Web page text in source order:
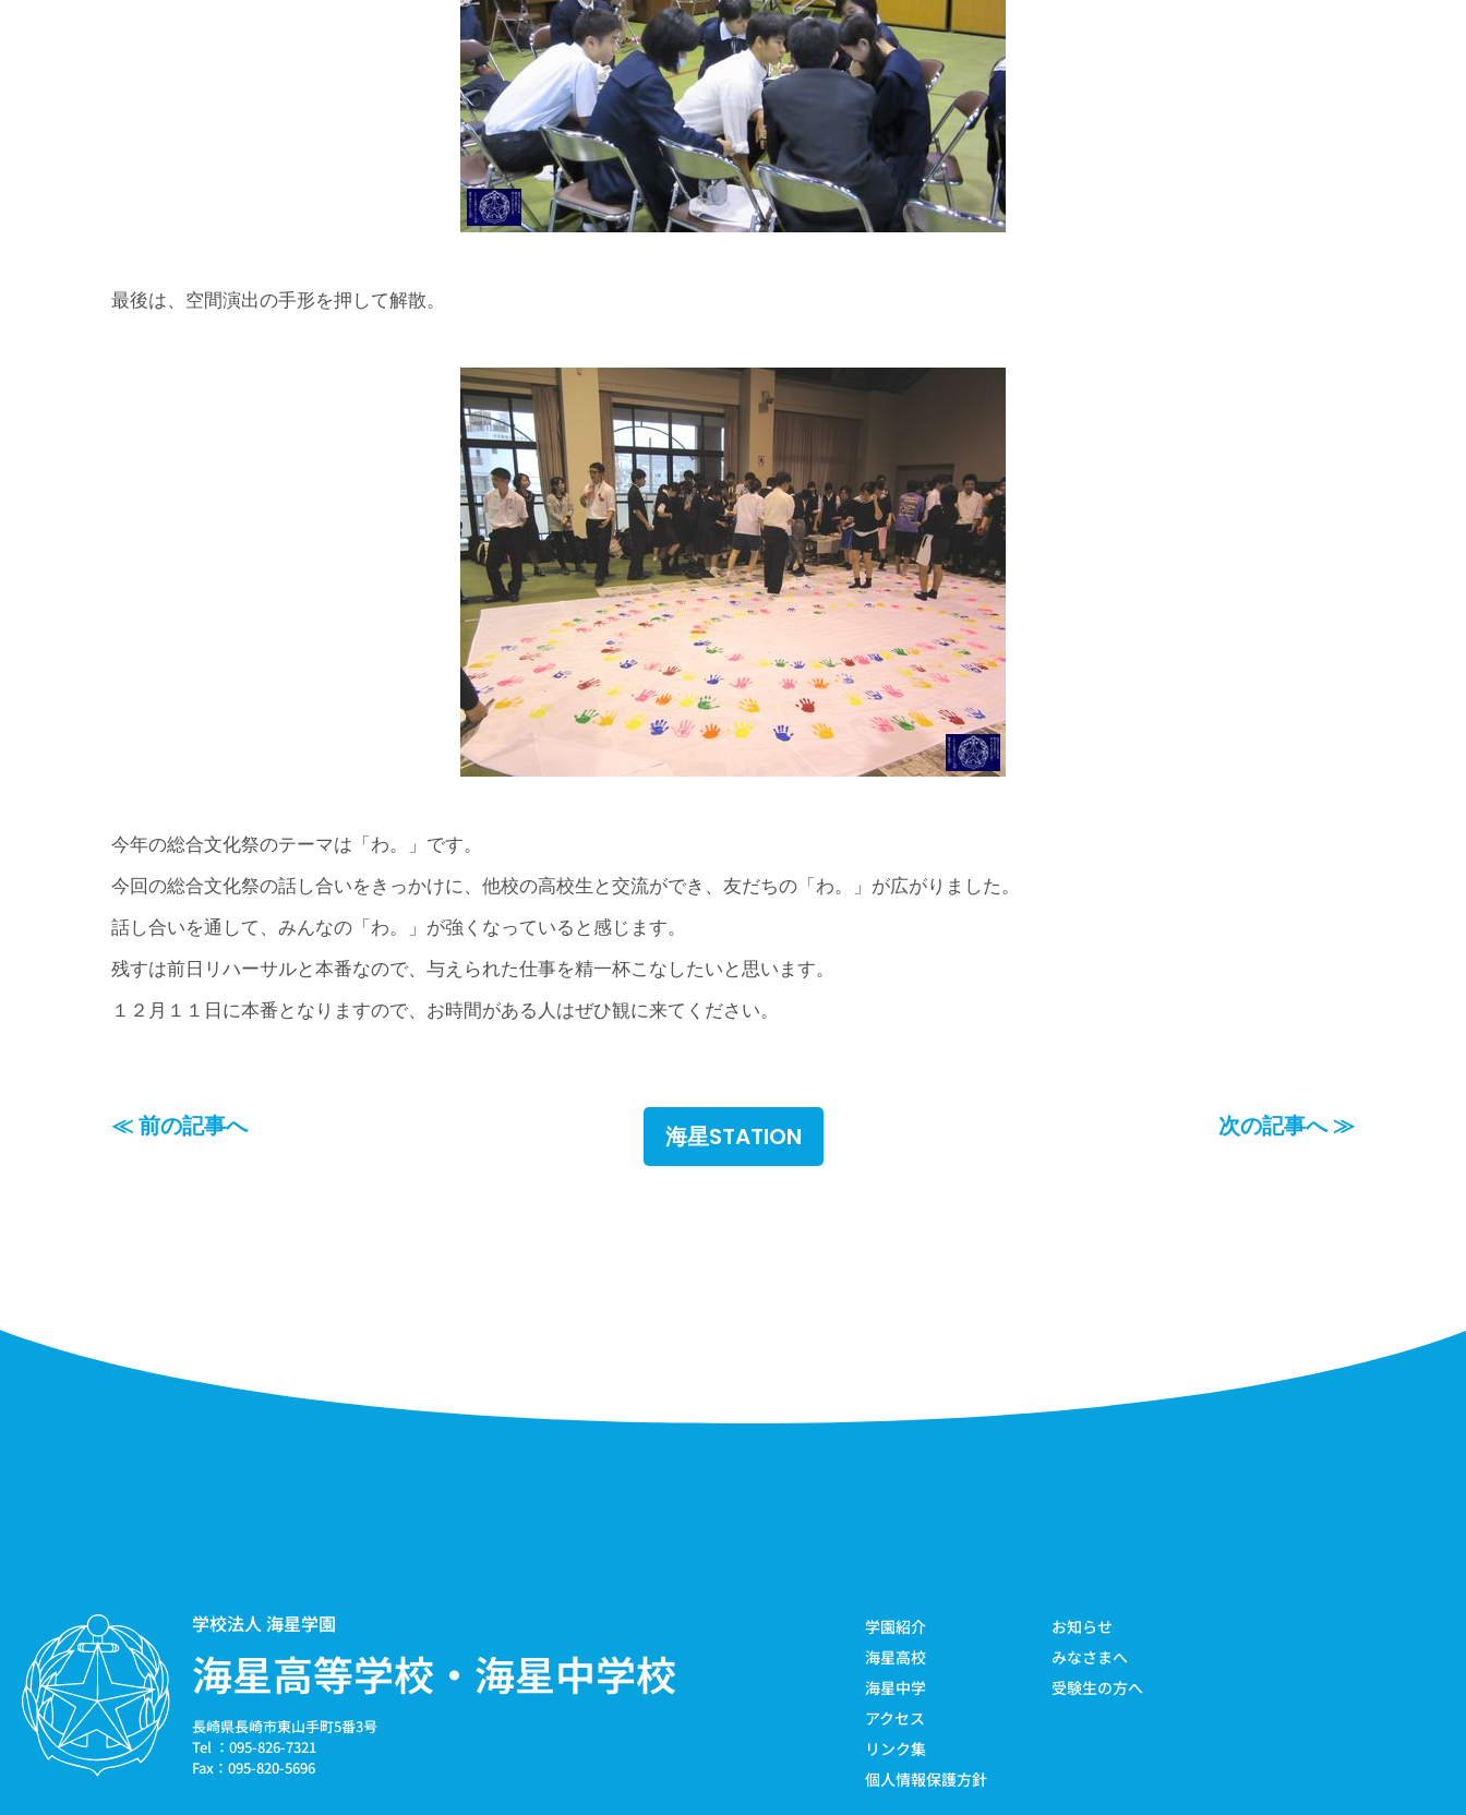
最後は、空間演出の手形を押して解散。
今年の総合文化祭のテーマは「わ。」です。
今回の総合文化祭の話し合いをきっかけに、他校の高校生と交流ができ、友だちの「わ。」が広がりました。
話し合いを通して、みんなの「わ。」が強くなっていると感じます。
残すは前日リハーサルと本番なので、与えられた仕事を精一杯こなしたいと思います。
１２月１１日に本番となりますので、お時間がある人はぜひ観に来てください。
≪ 前の記事へ 海星STATION 次の記事へ ≫
学校法人 海星学園
海星高等学校・海星中学校
長崎県長崎市東山手町5番3号
Tel ：095-826-7321
Fax：095-820-5696
学園紹介
海星高校
海星中学
アクセス
リンク集
個人情報保護方針
お知らせ
みなさまへ
受験生の方へ